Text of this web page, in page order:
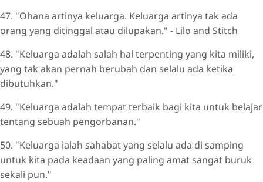
47. "Ohana artinya keluarga. Keluarga artinya tak ada
orang yang ditinggal atau dilupakan." - Lilo and Stitch
48. "Keluarga adalah salah hal terpenting yang kita miliki,
yang tak akan pernah berubah dan selalu ada ketika
dibutuhkan."
49. "Keluarga adalah tempat terbaik bagi kita untuk belajar
tentang sebuah pengorbanan."
50. "Keluarga ialah sahabat yang selalu ada di samping
untuk kita pada keadaan yang paling amat sangat buruk
sekali pun."